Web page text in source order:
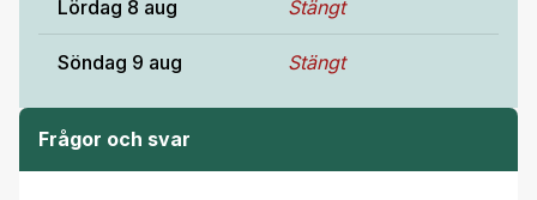
Lördag 8 aug Stängt
Söndag 9 aug Stängt
Frågor och svar